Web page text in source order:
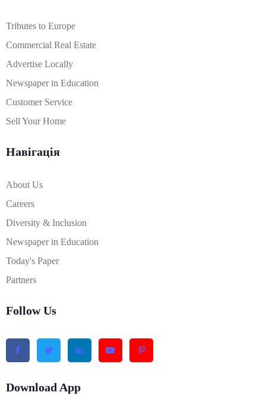
Tributes to Europe
Commercial Real Estate
Advertise Locally
Newspaper in Education
Customer Service
Sell Your Home
Навігація
About Us
Careers
Diversity & Inclusion
Newspaper in Education
Today's Paper
Partners
Follow Us
Download App